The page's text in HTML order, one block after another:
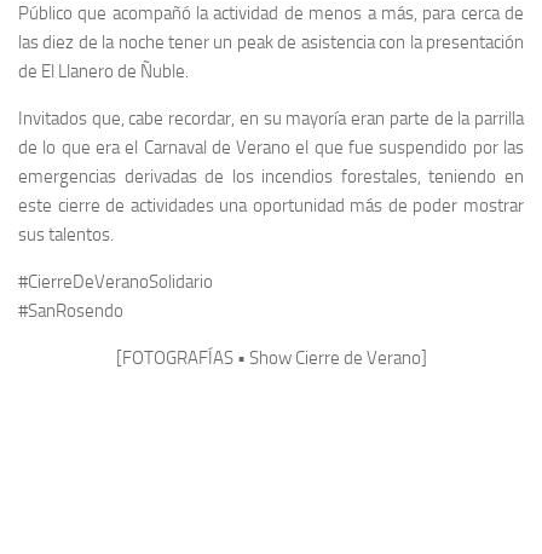
Público que acompañó la actividad de menos a más, para cerca de
las diez de la noche tener un peak de asistencia con la presentación
de El Llanero de Ñuble.
Invitados que, cabe recordar, en su mayoría eran parte de la parrilla
de lo que era el Carnaval de Verano el que fue suspendido por las
emergencias derivadas de los incendios forestales, teniendo en
este cierre de actividades una oportunidad más de poder mostrar
sus talentos.
#CierreDeVeranoSolidario
#SanRosendo
[FOTOGRAFÍAS • Show Cierre de Verano]